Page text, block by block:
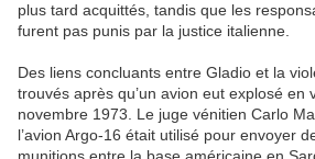
plus tard acquittés, tandis que les
furent pas punis par la justice italienne.
Des liens concluants entre Gladio et la
trouvés après qu’un avion eut explosé en
novembre 1973. Le juge vénitien Carlo
l’avion Argo-16 était utilisé pour envoyer